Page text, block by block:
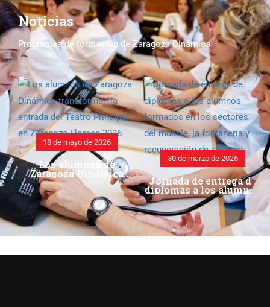
Noticias
Programas de formación de Zaragoza Dinámica
18 de mayo de 2026
Los alumnos de
Zaragoza Dinámica
transforman la entrada
del Teatro Principal en
Zaragoza Florece 2026
30 de marzo de 2026
Jornada de entrega de
diplomas a los alumnos
formados en los
sectores del mueble, la
fontanería y la
recuperación de
enseres